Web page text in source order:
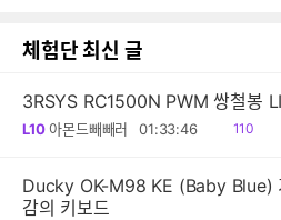
체험단 최신 글
3RSYS RC1500N PWM 쌍철봉
L10 아몬드빼빼러 01:33:46
읽
110
Ducky OK-M98 KE (Baby Blue)
감의 키보드